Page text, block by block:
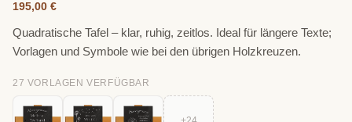
195,00 €
Quadratische Tafel – klar, ruhig, zeitlos. Ideal für längere Texte;
Vorlagen und Symbole wie bei den übrigen Holzkreuzen.
27 VORLAGE N VERFÜGBAR